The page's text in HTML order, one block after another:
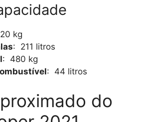
kg
: 211 litros
: 480 kg
: 44 litros
do